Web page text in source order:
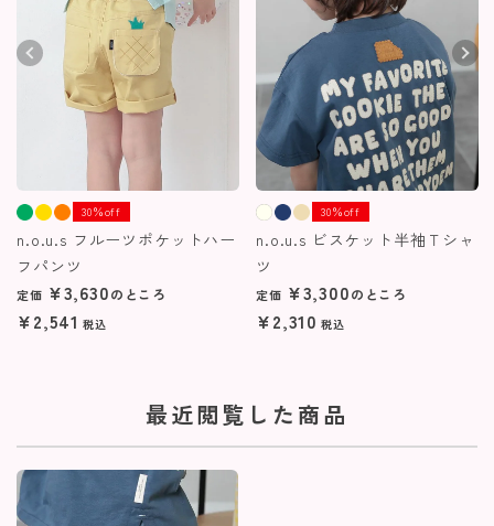
30％off
n.o.u.s フルーツポケットハー
フパンツ
定価 ¥3,630のところ
¥2,541 税込
30％off
n.o.u.s ビスケット半袖Ｔシャ
ツ
定価 ¥3,300のところ
¥2,310 税込
最近閲覧した商品